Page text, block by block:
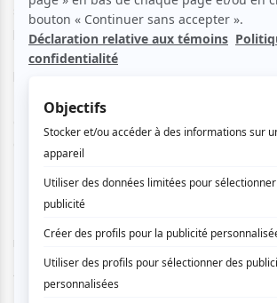
souffrant tous de tristesse et de solitude.
prennent le couple comme confidents de
Le temps d’une année, ces quelques
Naissance et mort, fraternité et
découragement, amour et réconfort.
mensonges)
Avec Jim Broadbent, Ruth Sheen, David
Manville